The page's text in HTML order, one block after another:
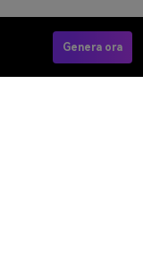
Genera ora